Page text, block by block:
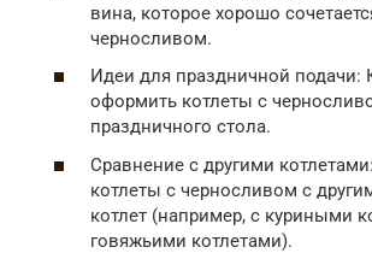
вина, которое хорошо
черносливом.
Идеи для праздничной подачи:
оформить котлеты с
праздничного стола.
Сравнение с другими
котлеты с черносливом с
котлет (например, с куриными
говяжьими котлетами).